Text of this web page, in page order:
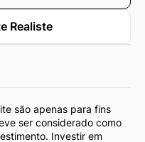
Realiste
são apenas para fins
ser considerado como
Investir em